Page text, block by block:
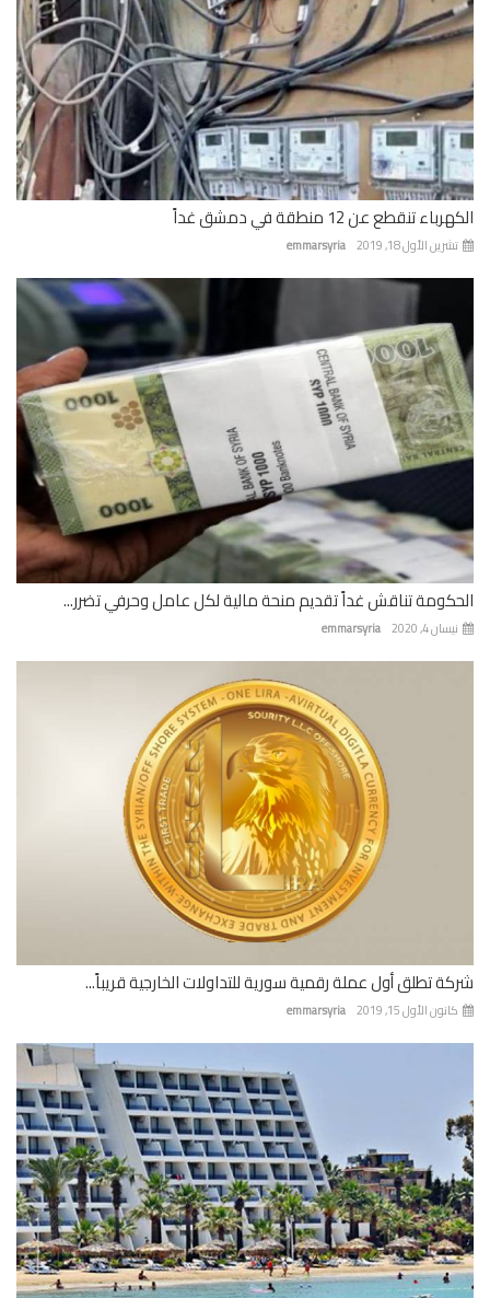
الكهرباء تنقطع عن 12 منطقة في دمشق غداً
emmarsyria تشرين الأول 18, 2019
الحكومة تناقش غداً تقديم منحة مالية لكل عامل وحرفي تضرر...
emmarsyria نيسان 4, 2020
شركة تطلق أول عملة رقمية سورية للتداولات الخارجية قريباً...
emmarsyria كانون الأول 15, 2019